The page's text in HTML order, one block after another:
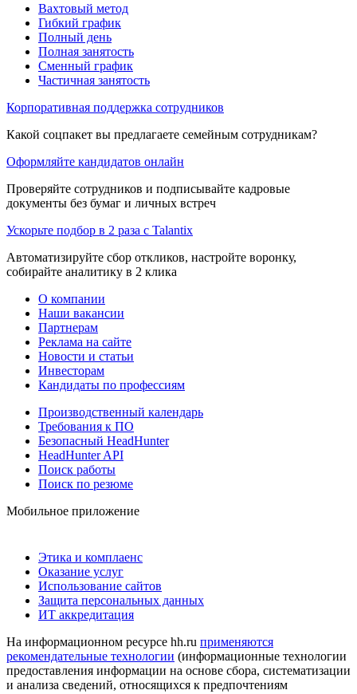
Вахтовый метод
Гибкий график
Полный день
Полная занятость
Сменный график
Частичная занятость
Корпоративная поддержка сотрудников
Какой соцпакет вы предлагаете семейным сотрудникам?
Оформляйте кандидатов онлайн
Проверяйте сотрудников и подписывайте кадровые
документы без бумаг и личных встреч
Ускорьте подбор в 2 раза с Talantix
Автоматизируйте сбор откликов, настройте воронку,
собирайте аналитику в 2 клика
О компании
Наши вакансии
Партнерам
Реклама на сайте
Новости и статьи
Инвесторам
Кандидаты по профессиям
Производственный календарь
Требования к ПО
Безопасный HeadHunter
HeadHunter API
Поиск работы
Поиск по резюме
Мобильное приложение
Этика и комплаенс
Оказание услуг
Использование сайтов
Защита персональных данных
ИТ аккредитация
На информационном ресурсе hh.ru применяются
рекомендательные технологии (информационные технологии
предоставления информации на основе сбора, систематизации
и анализа сведений, относящихся к предпочтениям